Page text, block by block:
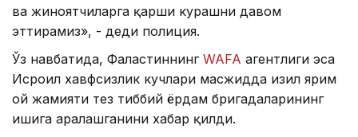
ва жиноятчиларга қарши курашни давом
эттирамиз», - деди полиция.
Ўз навбатида, Фаластиннинг WAFA агентлиги эса
Исроил хавфсизлик кучлари масжидда Қизил ярим
ой жамияти тез тиббий ёрдам бригадаларининг
ишига аралашганини хабар қилди.